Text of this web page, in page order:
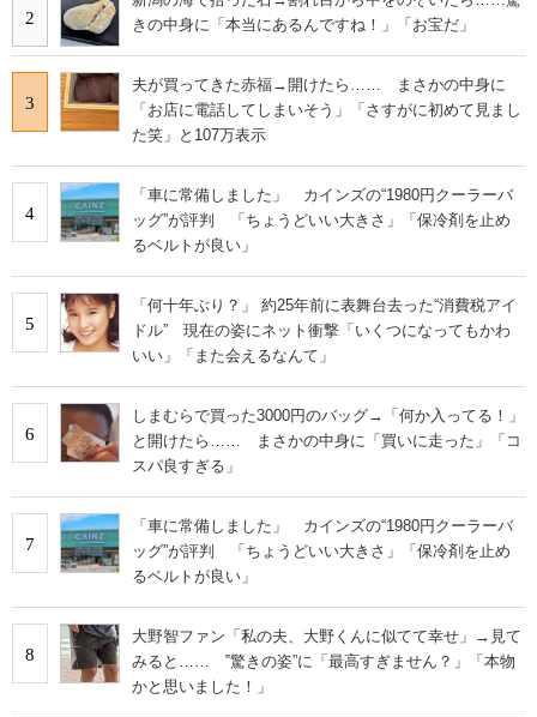
2
きの中身に「本当にあるんですね！」「お宝だ」
3
夫が買ってきた赤福→開けたら…… まさかの中身に
「お店に電話してしまいそう」「さすがに初めて見まし
た笑」と107万表示
4
「車に常備しました」 カインズの“1980円クーラーバ
ッグ”が評判 「ちょうどいい大きさ」「保冷剤を止め
るベルトが良い」
5
「何十年ぶり？」 約25年前に表舞台去った“消費税アイ
ドル” 現在の姿にネット衝撃「いくつになってもかわ
いい」「また会えるなんて」
6
しまむらで買った3000円のバッグ→「何か入ってる！」
と開けたら…… まさかの中身に「買いに走った」「コ
スパ良すぎる」
7
「車に常備しました」 カインズの“1980円クーラーバ
ッグ”が評判 「ちょうどいい大きさ」「保冷剤を止め
るベルトが良い」
8
大野智ファン「私の夫、大野くんに似てて幸せ」→見て
みると…… ‟驚きの姿”に「最高すぎません？」「本物
かと思いました！」